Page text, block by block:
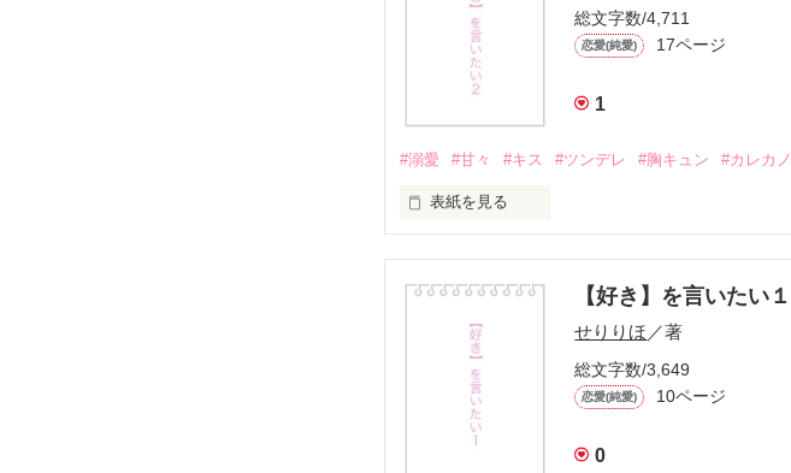
面白かったら、ぜひリクエストお願いします‥。
（感想ノートとかに！）
それでは本編です↓
総文字数/4,711
恋愛(純愛) 17ページ
1
#溺愛 #甘々 #キス #ツンデレ #胸キュン #カレカノ
表紙を見る
‥好き、って言いたい。
【好き】を言いたい１
せりりほ ／著
総文字数/3,649
恋愛(純愛) 10ページ
0